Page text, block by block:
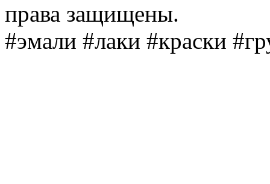
права защищены.
#эмали #лаки #краски